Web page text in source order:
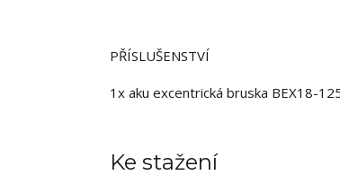
PŘÍSLUŠENSTVÍ
1x aku excentrická bruska BEX18-
Ke stažení